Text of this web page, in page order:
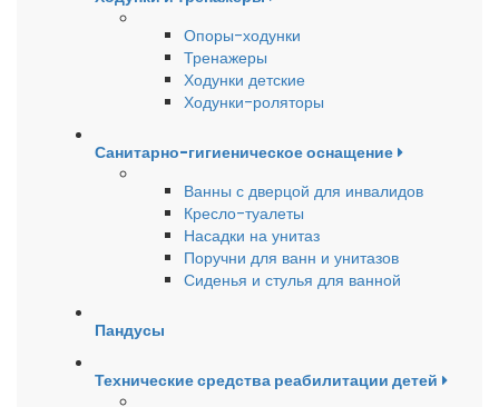
Опоры-ходунки
Тренажеры
Ходунки детские
Ходунки-роляторы
Санитарно-гигиеническое оснащение
Ванны с дверцой для инвалидов
Кресло-туалеты
Насадки на унитаз
Поручни для ванн и унитазов
Сиденья и стулья для ванной
Пандусы
Технические средства реабилитации детей